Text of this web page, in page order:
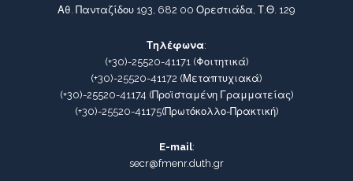
Αθ. Πανταζίδου 193, 682 00 Ορεστιάδα, Τ.Θ. 129
Τηλέφωνα:
(+30)-25520-41171(Φοιτητικά)
(+30)-25520-41172 (Μεταπτυχιακά)
(+30)-25520-41174 (Προϊσταμένη Γραμματείας)
(+30)-25520-41175(Πρωτόκολλο-Πρακτική)
E-mail:
secr@fmenr.duth.gr